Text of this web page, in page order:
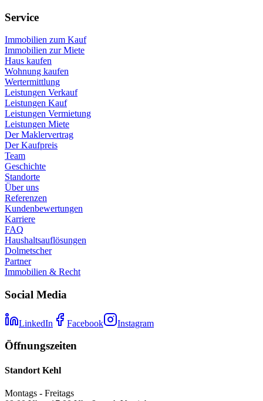
Service
Immobilien zum Kauf
Immobilien zur Miete
Haus kaufen
Wohnung kaufen
Wertermittlung
Leistungen Verkauf
Leistungen Kauf
Leistungen Vermietung
Leistungen Miete
Der Maklervertrag
Der Kaufpreis
Team
Geschichte
Standorte
Über uns
Referenzen
Kundenbewertungen
Karriere
FAQ
Haushaltsauflösungen
Dolmetscher
Partner
Immobilien & Recht
Social Media
LinkedIn Facebook Instagram
Öffnungszeiten
Standort Kehl
Montags - Freitags